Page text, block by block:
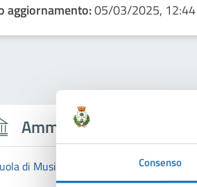
Consenso
aggiornamento:05/03/2025, 12:44
Amministrazione
di Musica Comunale "Città di